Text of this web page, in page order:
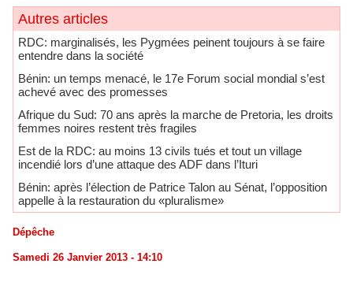
Autres articles
RDC: marginalisés, les Pygmées peinent toujours à se faire
entendre dans la société
Bénin: un temps menacé, le 17e Forum social mondial s’est
achevé avec des promesses
Afrique du Sud: 70 ans après la marche de Pretoria, les droits
femmes noires restent très fragiles
​Est de la RDC: au moins 13 civils tués et tout un village
incendié lors d’une attaque des ADF dans l’Ituri
Bénin: après l’élection de Patrice Talon au Sénat, l’opposition
appelle à la restauration du «pluralisme»
Dépêche
Samedi 26 Janvier 2013 - 14:10